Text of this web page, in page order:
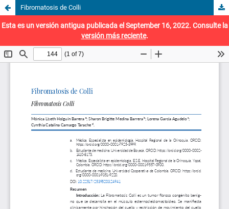
Fibromatosis de Colli
Esta es un versión antigua publicada el September 16, 2022. Consulte la
versión más reciente.